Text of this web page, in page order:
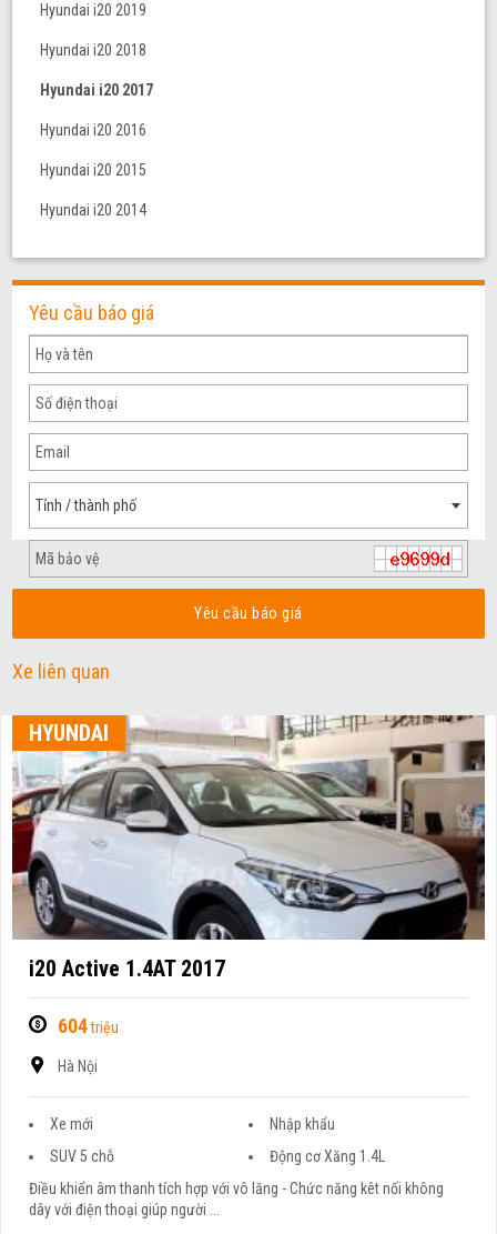
Hyundai i20 2019
Hyundai i20 2018
Hyundai i20 2017
Hyundai i20 2016
Hyundai i20 2015
Hyundai i20 2014
Yêu cầu báo giá
Tỉnh / thành phố
Yêu cầu báo giá
Xe liên quan
HYUNDAI
i20 Active 1.4AT 2017
604triệu
Hà Nội
Xe mới
Nhập khẩu
SUV 5 chỗ
Động cơ Xăng 1.4L
Điều khiển âm thanh tích hợp với vô lăng - Chức năng kêt nối không
dây với điện thoại giúp người ...